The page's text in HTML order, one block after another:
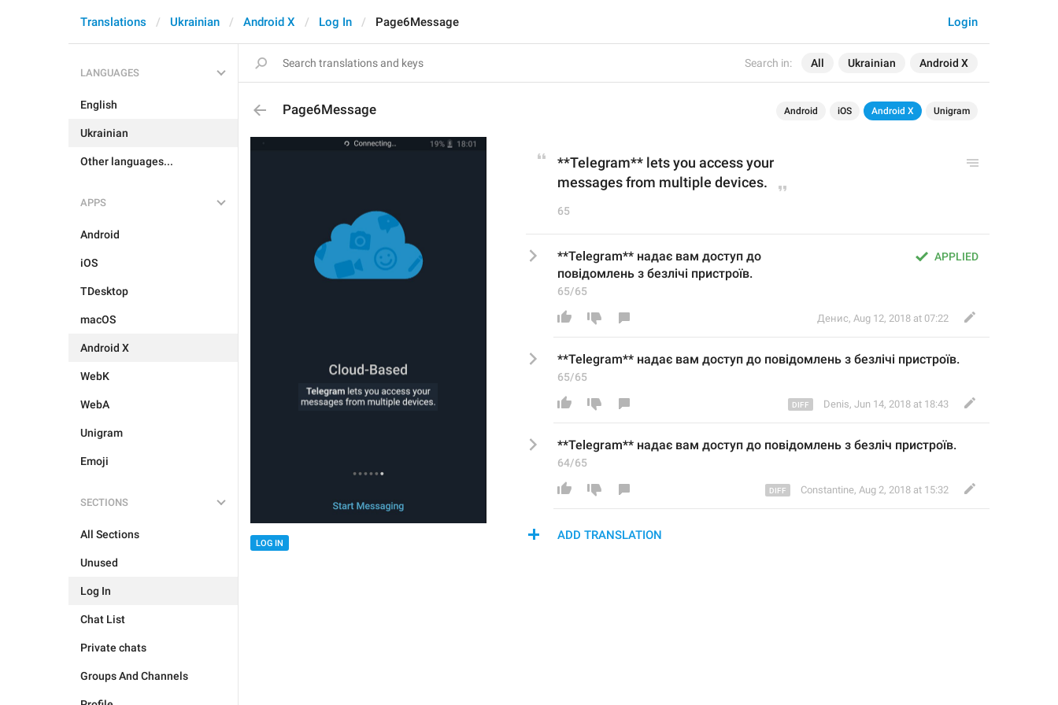
Search in: All Ukrainian Android X
Login
Translations Ukrainian Android X Log In Page6Message
LANGUAGES
English
Ukrainian
Other languages...
APPS
Android
iOS
TDesktop
macOS
Android X
WebK
WebA
Unigram
Emoji
SECTIONS
All Sections
Unused
Log In
Chat List
Private chats
Groups And Channels
Page6Message Android iOS Android X Unigram
LOG IN
**Telegram** lets you access your
messages from multiple devices.
65
APPLIED
**Telegram** надає вам доступ до
повідомлень з безлічі пристроїв.
65/65
Денис, Aug 12, 2018 at 07:22
**Telegram** надає вам доступ до повідомлень з безлічі пристроїв.
65/65
Denis, Jun 14, 2018 at 18:43
**Telegram** надає вам доступ до повідомлень з безліч пристроїв.
64/65
Constantine, Aug 2, 2018 at 15:32
ADD TRANSLATION